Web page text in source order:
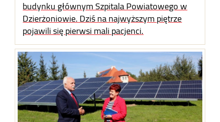
budynku głównym Szpitala Powiatowego w
Dzierżoniowie. Dziś na najwyższym piętrze
pojawili się pierwsi mali pacjenci.